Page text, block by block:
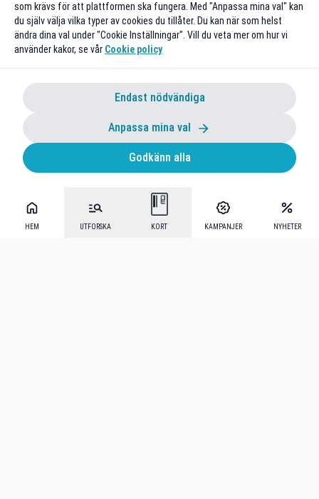
HEM UTFORSKA KORT KAMPANJER NYHETER
som krävs för att plattformen ska fungera. Med "Anpassa mina val" kan
du själv välja vilka typer av cookies du tillåter. Du kan när som helst
ändra dina val under "Cookie Inställningar". Vill du veta mer om hur vi
använder kakor, se vår Cookie policy
Endast nödvändiga
Anpassa mina val
Godkänn alla